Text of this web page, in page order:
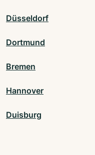
Düsseldorf
Dortmund
Bremen
Hannover
Duisburg